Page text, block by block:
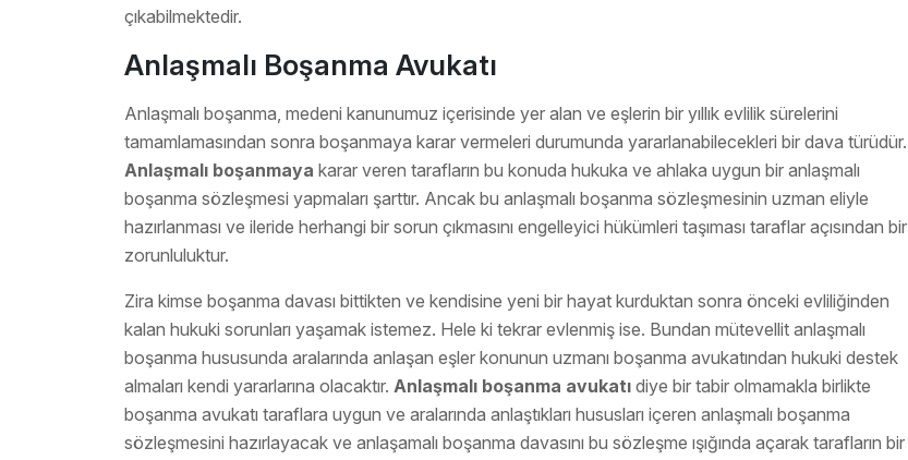
çıkabilmektedir.
Anlaşmalı Boşanma Avukatı
Anlaşmalı boşanma, medeni kanunumuz içerisinde yer alan ve eşlerin bir yıllık evlilik sürelerini
tamamlamasından sonra boşanmaya karar vermeleri durumunda yararlanabilecekleri bir dava türüdür.
Anlaşmalı boşanmaya karar veren tarafların bu konuda hukuka ve ahlaka uygun bir anlaşmalı
boşanma sözleşmesi yapmaları şarttır. Ancak bu anlaşmalı boşanma sözleşmesinin uzman eliyle
hazırlanması ve ileride herhangi bir sorun çıkmasını engelleyici hükümleri taşıması taraflar açısından bir
zorunluluktur.
Zira kimse boşanma davası bittikten ve kendisine yeni bir hayat kurduktan sonra önceki evliliğinden
kalan hukuki sorunları yaşamak istemez. Hele ki tekrar evlenmiş ise. Bundan mütevellit anlaşmalı
boşanma hususunda aralarında anlaşan eşler konunun uzmanı boşanma avukatından hukuki destek
almaları kendi yararlarına olacaktır. Anlaşmalı boşanma avukatı diye bir tabir olmamakla birlikte
boşanma avukatı taraflara uygun ve aralarında anlaştıkları hususları içeren anlaşmalı boşanma
sözleşmesini hazırlayacak ve anlaşamalı boşanma davasını bu sözleşme ışığında açarak tarafların bir